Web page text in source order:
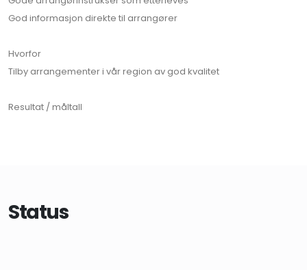
God informasjon direkte til arrangører
Hvorfor
Tilby arrangementer i vår region av god kvalitet
Resultat / måltall
Status